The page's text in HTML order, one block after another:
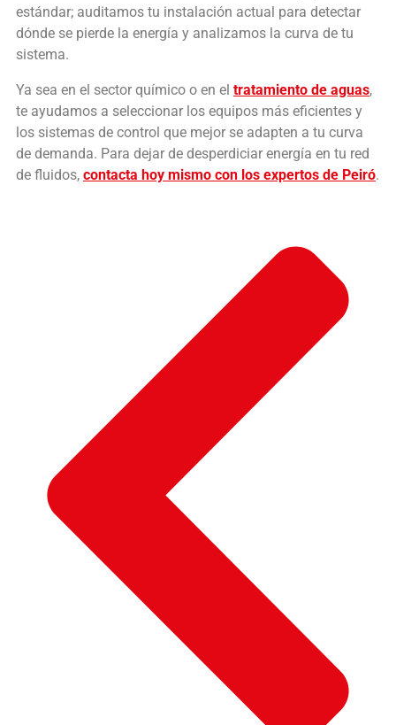
estándar; auditamos tu instalación actual para detectar
dónde se pierde la energía y analizamos la curva de tu
sistema.
Ya sea en el sector químico o en el tratamiento de aguas,
te ayudamos a seleccionar los equipos más eficientes y
los sistemas de control que mejor se adapten a tu curva
de demanda. Para dejar de desperdiciar energía en tu red
de fluidos, contacta hoy mismo con los expertos de Peiró.